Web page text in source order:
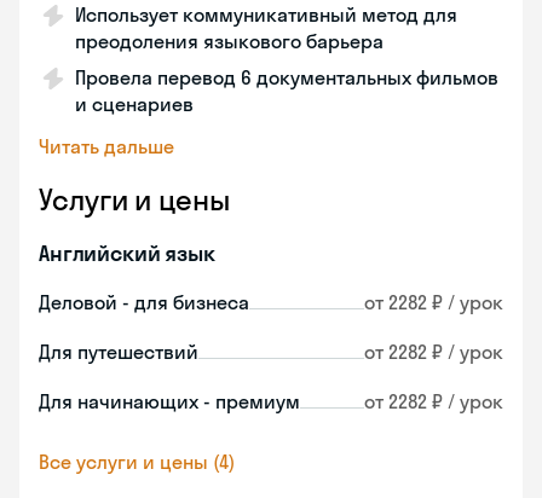
Использует коммуникативный метод для
преодоления языкового барьера
Провела перевод 6 документальных фильмов
и сценариев
Читать дальше
Услуги и цены
Английский язык
Деловой - для бизнеса от 2282 ₽ / урок
Для путешествий от 2282 ₽ / урок
Для начинающих - премиум от 2282 ₽ / урок
Все услуги и цены (4)